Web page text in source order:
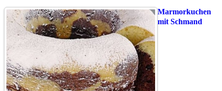
Marmorkuchen
mit Schmand